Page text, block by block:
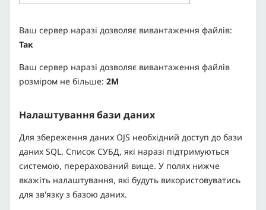
Ваш сервер наразі дозволяє вивантаження файлів:
Так
Ваш сервер наразі дозволяє вивантаження файлів
розміром не більше: 2M
Налаштування бази даних
Для збереження даних OJS необхідний доступ до бази
даних SQL. Список СУБД, які наразі підтримуються
системою, перерахований вище. У полях нижче
вкажіть налаштування, які будуть використовуватись
для зв'язку з базою даних.